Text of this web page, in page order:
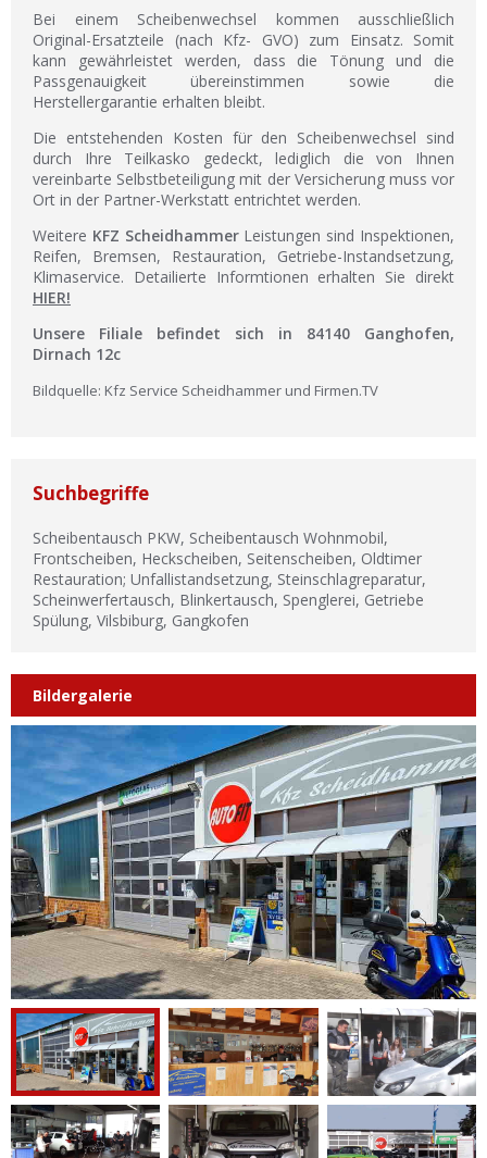
Bei einem Scheibenwechsel kommen ausschließlich
Original-Ersatzteile (nach Kfz- GVO) zum Einsatz. Somit
kann gewährleistet werden, dass die Tönung und die
Passgenauigkeit übereinstimmen sowie die
Herstellergarantie erhalten bleibt.
Die entstehenden Kosten für den Scheibenwechsel sind
durch Ihre Teilkasko gedeckt, lediglich die von Ihnen
vereinbarte Selbstbeteiligung mit der Versicherung muss vor
Ort in der Partner-Werkstatt entrichtet werden.
Weitere KFZ ScheidhammerLeistungen sind Inspektionen,
Reifen, Bremsen, Restauration, Getriebe-Instandsetzung,
Klimaservice. Detailierte Informtionen erhalten Sie direkt
HIER!
Unsere Filiale befindet sich in 84140 Ganghofen,
Dirnach 12c
Bildquelle: Kfz Service Scheidhammer und Firmen.TV
Suchbegriffe
Scheibentausch PKW, Scheibentausch Wohnmobil,
Frontscheiben, Heckscheiben, Seitenscheiben, Oldtimer
Restauration; Unfallistandsetzung, Steinschlagreparatur,
Scheinwerfertausch, Blinkertausch, Spenglerei, Getriebe
Spülung, Vilsbiburg, Gangkofen
Bildergalerie